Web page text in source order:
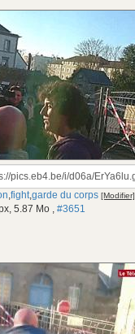
,fight,garde du corps [Modifier]
5.87 Mo , #3651